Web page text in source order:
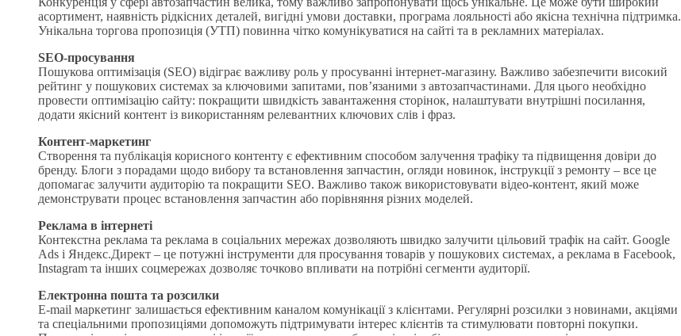
асортимент, наявність рідкісних деталей, вигідні умови доставки, програма лояльності або якісна технічна підтримка.
Унікальна торгова пропозиція (УТП) повинна чітко комунікуватися на сайті та в рекламних матеріалах.
SEO-просування
Пошукова оптимізація (SEO) відіграє важливу роль у просуванні інтернет-магазину. Важливо забезпечити високий
рейтинг у пошукових системах за ключовими запитами, пов’язаними з автозапчастинами. Для цього необхідно
провести оптимізацію сайту: покращити швидкість завантаження сторінок, налаштувати внутрішні посилання,
додати якісний контент із використанням релевантних ключових слів і фраз.
Контент-маркетинг
Створення та публікація корисного контенту є ефективним способом залучення трафіку та підвищення довіри до
бренду. Блоги з порадами щодо вибору та встановлення запчастин, огляди новинок, інструкції з ремонту – все це
допомагає залучити аудиторію та покращити SEO. Важливо також використовувати відео-контент, який може
демонструвати процес встановлення запчастин або порівняння різних моделей.
Реклама в інтернеті
Контекстна реклама та реклама в соціальних мережах дозволяють швидко залучити цільовий трафік на сайт. Google
Ads і Яндекс.Директ – це потужні інструменти для просування товарів у пошукових системах, а реклама в Facebook,
Instagram та інших соцмережах дозволяє точково впливати на потрібні сегменти аудиторії.
Електронна пошта та розсилки
E-mail маркетинг залишається ефективним каналом комунікації з клієнтами. Регулярні розсилки з новинами, акціями
та спеціальними пропозиціями допоможуть підтримувати інтерес клієнтів та стимулювати повторні покупки.